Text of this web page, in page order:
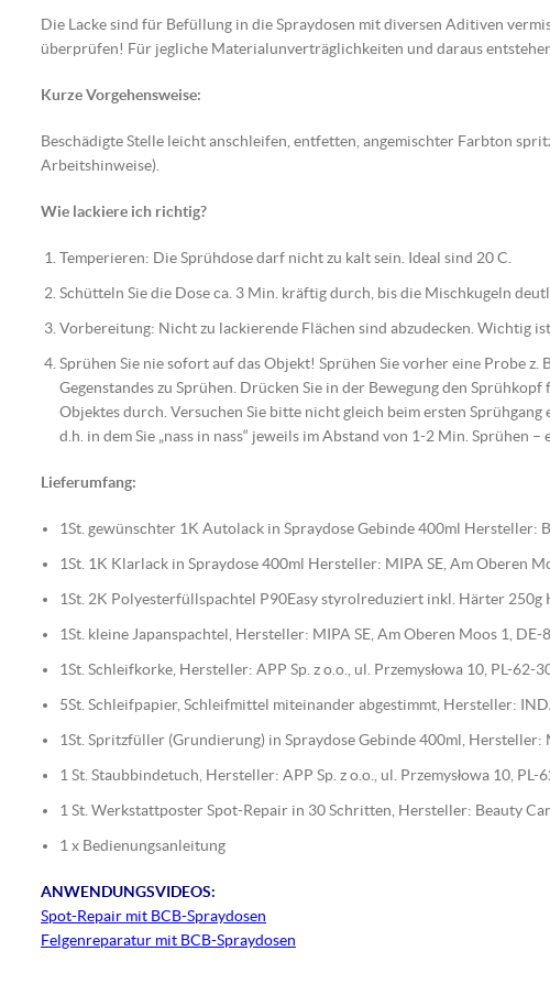
Die Lacke sind für Befüllung in die Spraydosen mit diversen Aditiven
überprüfen! Für jegliche Materialunverträglichkeiten und daraus
Kurze Vorgehensweise:
Beschädigte Stelle leicht anschleifen, entfetten, angemischter Farbton
Arbeitshinweise).
Wie lackiere ich richtig?
Temperieren: Die Sprühdose darf nicht zu kalt sein. Ideal sind 20 C.
Schütteln Sie die Dose ca. 3 Min. kräftig durch, bis die Mischkugeln
Vorbereitung: Nicht zu lackierende Flächen sind abzudecken. Wichtig
Sprühen Sie nie sofort auf das Objekt! Sprühen Sie vorher eine Probe
Gegenstandes zu Sprühen. Drücken Sie in der Bewegung den
Objektes durch. Versuchen Sie bitte nicht gleich beim ersten
d.h. in dem Sie „nass in nass“ jeweils im Abstand von 1-2 Min. Sprühen
Lieferumfang:
1St. gewünschter 1K Autolack in Spraydose Gebinde 400ml Hersteller:
1St. 1K Klarlack in Spraydose 400ml Hersteller: MIPA SE, Am Oberen
1St. 2K Polyesterfüllspachtel P90Easy styrolreduziert inkl. Härter 250g
1St. kleine Japanspachtel, Hersteller: MIPA SE, Am Oberen Moos 1, DE-
1St. Schleifkorke, Hersteller: APP Sp. z o.o., ul. Przemysłowa 10, PL-62-
5St. Schleifpapier, Schleifmittel miteinander abgestimmt, Hersteller:
1St. Spritzfüller (Grundierung) in Spraydose Gebinde 400ml, Hersteller:
1 St. Staubbindetuch, Hersteller: APP Sp. z o.o., ul. Przemysłowa 10,
1 St. Werkstattposter Spot-Repair in 30 Schritten, Hersteller: Beauty
1 x Bedienungsanleitung
ANWENDUNGSVIDEOS:
Spot-Repair mit BCB-Spraydosen
Felgenreparatur mit BCB-Spraydosen